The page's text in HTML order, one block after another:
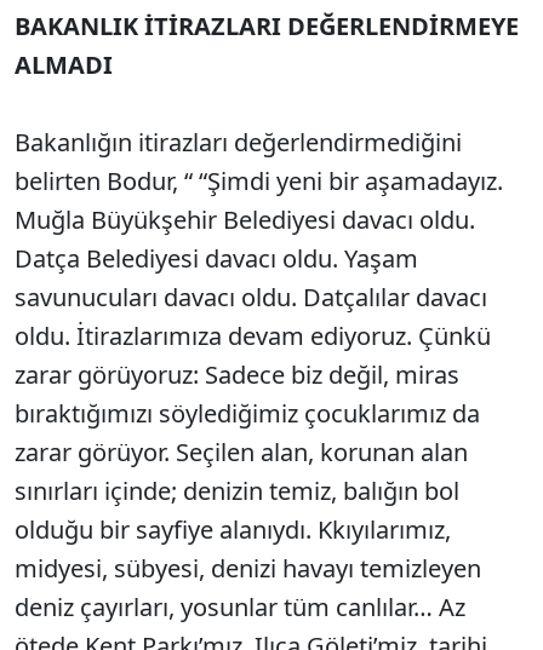
BAKANLIK İTİRAZLARI DEĞERLENDİRMEYE
ALMADI
Bakanlığın itirazları değerlendirmediğini
belirten Bodur, “ “Şimdi yeni bir aşamadayız.
Muğla Büyükşehir Belediyesi davacı oldu.
Datça Belediyesi davacı oldu. Yaşam
savunucuları davacı oldu. Datçalılar davacı
oldu. İtirazlarımıza devam ediyoruz. Çünkü
zarar görüyoruz: Sadece biz değil, miras
bıraktığımızı söylediğimiz çocuklarımız da
zarar görüyor. Seçilen alan, korunan alan
sınırları içinde; denizin temiz, balığın bol
olduğu bir sayfiye alanıydı. Kkıyılarımız,
midyesi, sübyesi, denizi havayı temizleyen
deniz çayırları, yosunlar tüm canlılar… Az